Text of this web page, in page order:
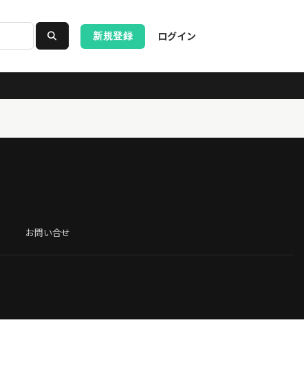
新規登録 ログイン
お問い合せ